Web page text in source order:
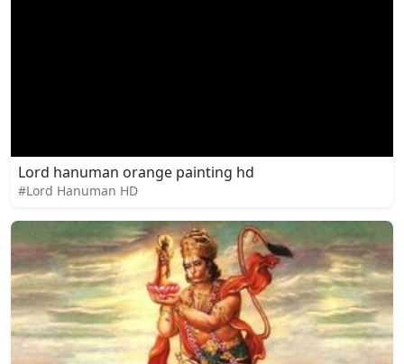
Lord hanuman orange painting hd
#Lord Hanuman HD